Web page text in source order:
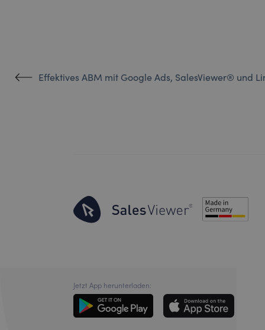
Effektives ABM mit Google Ads, SalesViewer® und
Jetzt App herunterladen: